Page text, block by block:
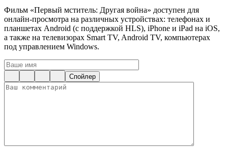
Фильм «Первый мститель: Другая война» доступен для
онлайн-просмотра на различных устройствах: телефонах и
планшетах Android (с поддержкой HLS), iPhone и iPad на iOS,
а также на телевизорах Smart TV, Android TV, компьютерах
под управлением Windows.
Спойлер